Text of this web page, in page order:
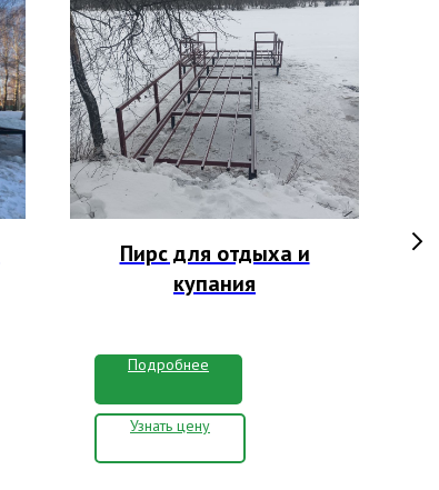
Пирс для отдыха и
купания
Подробнее
Узнать цену